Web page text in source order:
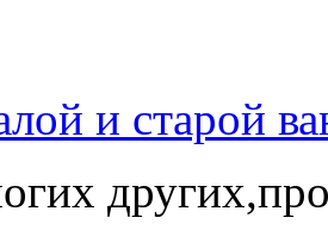
и старой